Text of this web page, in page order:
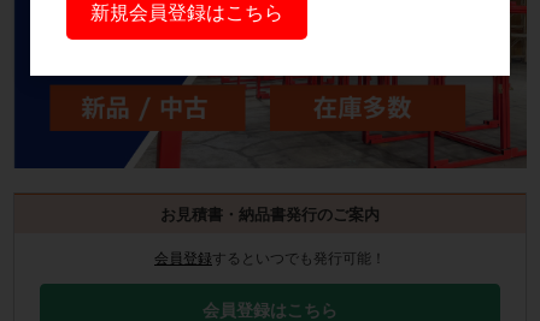
お見積書・納品書発行のご案内
会員登録するといつでも発行可能！
会員登録はこちら
新規会員登録はこちら